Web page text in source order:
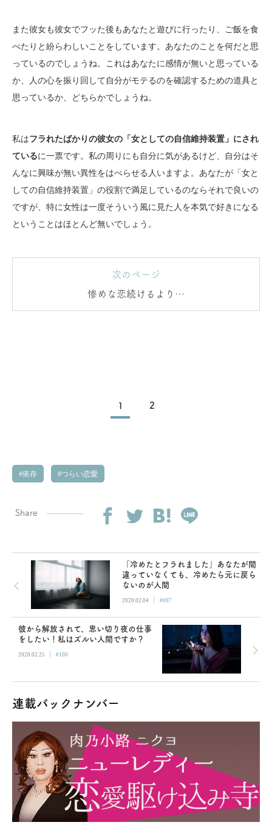
また彼女も彼女でフッた後もあなたと遊びに行ったり、ご飯を食
べたりと紛らわしいことをしています。あなたのことを何だと思
っているのでしょうね。これはあなたに感情が無いと思っている
か、人の心を振り回して自分がモテるのを確認するための道具と
思っているか、どちらかでしょうね。
私はフラれたばかりの彼女の「女としての自信維持装置」にされ
ているに一票です。私の周りにも自分に気があるけど、自分はそ
んなに興味が無い異性をはべらせる人いますよ。あなたが「女と
しての自信維持装置」の役割で満足しているのならそれで良いの
ですが、特に女性は一度そういう風に見た人を本気で好きになる
ということはほとんど無いでしょう。
次のページ
惨めな恋続けるより…
1 2
依存 つらい恋愛
Share
「冷めたとフラれました」あなたが間
違っていなくても、冷めたら元に戻ら
ないのが人間
2020.02.04 | #097
彼から解放されて、思い切り夜の仕事
をしたい！私はズルい人間ですか？
2020.02.25 | #100
連載バックナンバー